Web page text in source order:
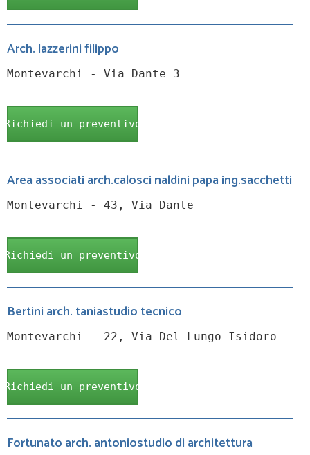
Arch. lazzerini filippo
Montevarchi - Via Dante 3
Richiedi un preventivo
Area associati arch.calosci naldini papa ing.sacchetti
Montevarchi - 43, Via Dante
Richiedi un preventivo
Bertini arch. taniastudio tecnico
Montevarchi - 22, Via Del Lungo Isidoro
Richiedi un preventivo
Fortunato arch. antoniostudio di architettura